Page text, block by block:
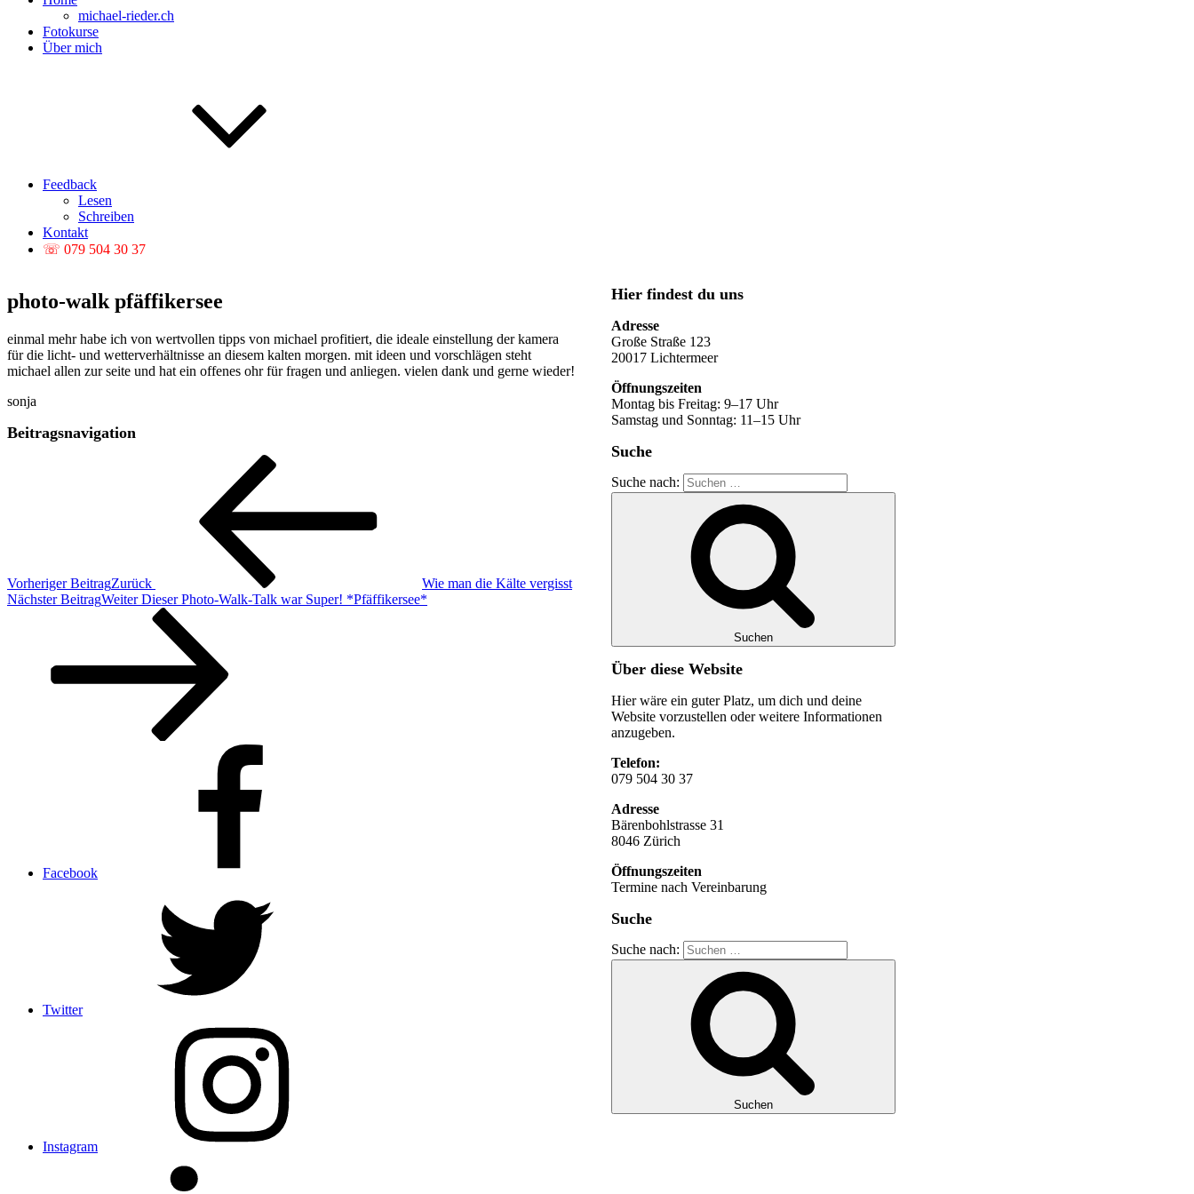
michael-rieder.ch
Fotokurse
Über mich
Feedback
Lesen
Schreiben
Kontakt
☏ 079 504 30 37
photo-walk pfäffikersee
einmal mehr habe ich von wertvollen tipps von michael profitiert, die ideale einstellung der kamera
für die licht- und wetterverhältnisse an diesem kalten morgen. mit ideen und vorschlägen steht
michael allen zur seite und hat ein offenes ohr für fragen und anliegen. vielen dank und gerne wieder!
sonja
Beitragsnavigation
Vorheriger BeitragZurück
Wie man die Kälte vergisst
Nächster BeitragWeiter Dieser Photo-Walk-Talk war Super! *Pfäffikersee*
Hier findest du uns
Adresse
Große Straße 123
20017 Lichtermeer
Öffnungszeiten
Montag bis Freitag: 9–17 Uhr
Samstag und Sonntag: 11–15 Uhr
Suche
Suche nach:
Suchen
Über diese Website
Hier wäre ein guter Platz, um dich und deine
Website vorzustellen oder weitere Informationen
anzugeben.
Telefon:
079 504 30 37
Adresse
Bärenbohlstrasse 31
8046 Zürich
Öffnungszeiten
Termine nach Vereinbarung
Suche
Suche nach:
Suchen
Facebook
Twitter
Instagram